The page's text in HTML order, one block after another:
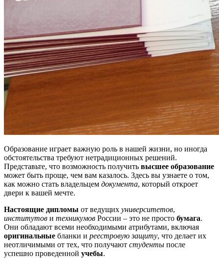
Образование играет важную роль в нашей жизни, но иногда
обстоятельства требуют нетрадиционных решений.
Представьте, что возможность получить высшее образование
может быть проще, чем вам казалось. Здесь вы узнаете о том,
как можно стать владельцем документа, который откроет
двери к вашей мечте.
Настоящие дипломы от ведущих университетов,
институтов и техникумов России – это не просто бумага.
Они обладают всеми необходимыми атрибутами, включая
оригинальные бланки и реестровую защиту, что делает их
неотличимыми от тех, что получают студенты после
успешно проведенной учебы.